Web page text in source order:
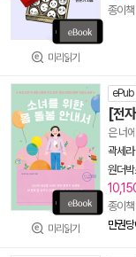
미리읽기
종이책
미리읽기
ePub
[전
은 너
곽세라
원더
종이책
만권